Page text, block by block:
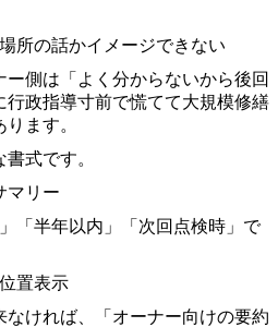
所の話かイメージできない
側は「よく分からないから後回
行政指導寸前で慌てて大規模修繕
ます。
式です。
マリー
「半年以内」「次回点検時」で
置表示
なければ、「オーナー向けの要約